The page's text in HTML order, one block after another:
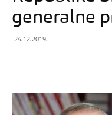
generalne
24.12.2019.